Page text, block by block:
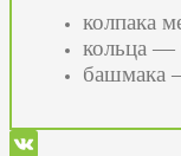
колпака
кольца —
башмака